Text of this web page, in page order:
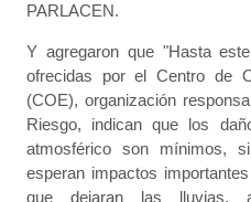
PARLACEN.
Y agregaron que "Hasta
ofrecidas por el Centro de
(COE), organización
Riesgo, indican que los
atmosférico son mínimos,
esperan impactos
que dejaran las lluvias,